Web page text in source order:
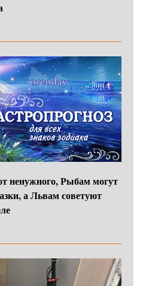
ненужного, Рыбам могут
а Львам советуют